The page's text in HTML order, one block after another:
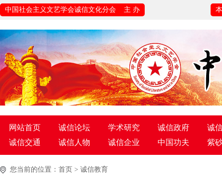
中国社会主义文艺学会诚信文化分会 主 办
网站首页 诚信论坛 学术研究 诚信政府
诚
诚信交通
诚信人物 诚信企业 中国功夫 紫
您当前的位置： 首页 > 诚信教育